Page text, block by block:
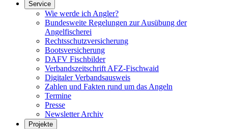
Service
Wie werde ich Angler?
Bundesweite Regelungen zur Ausübung der
Angelfischerei
Rechtsschutzversicherung
Bootsversicherung
DAFV Fischbilder
Verbandszeitschrift AFZ-Fischwaid
Digitaler Verbandsausweis
Zahlen und Fakten rund um das Angeln
Termine
Presse
Newsletter Archiv
Projekte